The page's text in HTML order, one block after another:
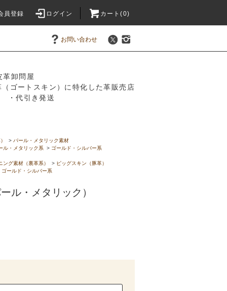
員登録 ログイン カート(0)
お問い合わせ
革卸問屋
ゴートスキン）に特化した革販売店
・代引き発送
> パール・メタリック素材
ル・メタリック系 > ゴールド・シルバー系
ング素材（裏革系） > ピッグスキン（豚革）
ゴールド・シルバー系
ル・メタリック）